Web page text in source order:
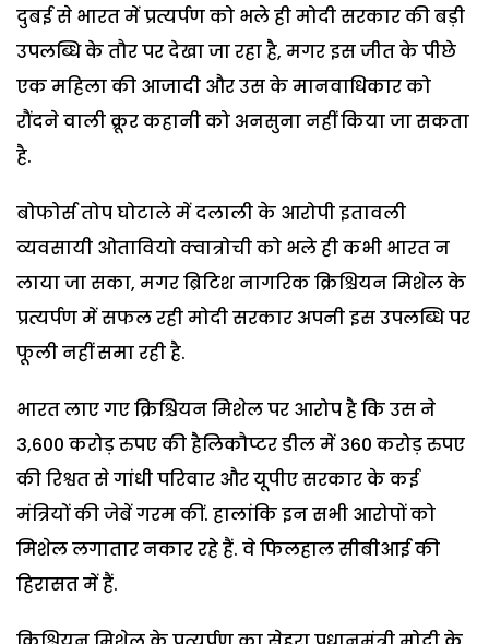
दुबई से भारत में प्रत्यर्पण को भले ही मोदी सरकार की बड़ी
उपलब्धि के तौर पर देखा जा रहा है, मगर इस जीत के पीछे
एक महिला की आजादी और उस के मानवाधिकार को
रौंदने वाली क्रूर कहानी को अनसुना नहीं किया जा सकता
है.
बोफोर्स तोप घोटाले में दलाली के आरोपी इतावली
व्यवसायी ओतावियो क्वात्रोची को भले ही कभी भारत न
लाया जा सका, मगर ब्रिटिश नागरिक क्रिश्चियन मिशेल के
प्रत्यर्पण में सफल रही मोदी सरकार अपनी इस उपलब्धि पर
फूली नहीं समा रही है.
भारत लाए गए क्रिश्चियन मिशेल पर आरोप है कि उस ने
3,600 करोड़ रुपए की हैलिकौप्टर डील में 360 करोड़ रुपए
की रिश्वत से गांधी परिवार और यूपीए सरकार के कई
मंत्रियों की जेबें गरम कीं. हालांकि इन सभी आरोपों को
मिशेल लगातार नकार रहे हैं. वे फिलहाल सीबीआई की
हिरासत में हैं.